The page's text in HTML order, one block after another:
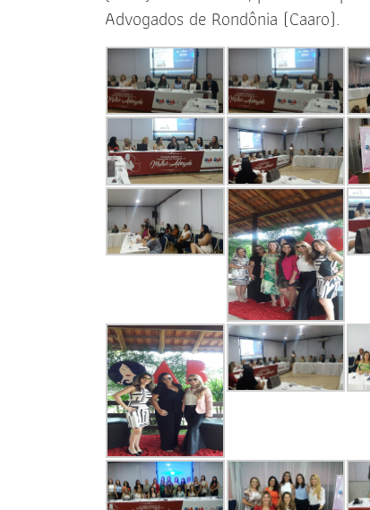
Advogados de Rondônia (Caaro).